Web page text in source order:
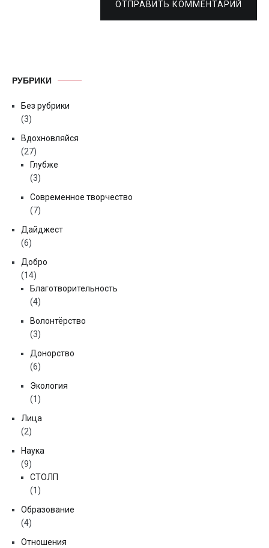
ОТПРАВИТЬ КОММЕНТАРИЙ
РУБРИКИ
Без рубрики
(3)
Вдохновляйся
(27)
Глубже
(3)
Современное творчество
(7)
Дайджест
(6)
Добро
(14)
Благотворительность
(4)
Волонтёрство
(3)
Донорство
(6)
Экология
(1)
Лица
(2)
Наука
(9)
СТОЛП
(1)
Образование
(4)
Отношения